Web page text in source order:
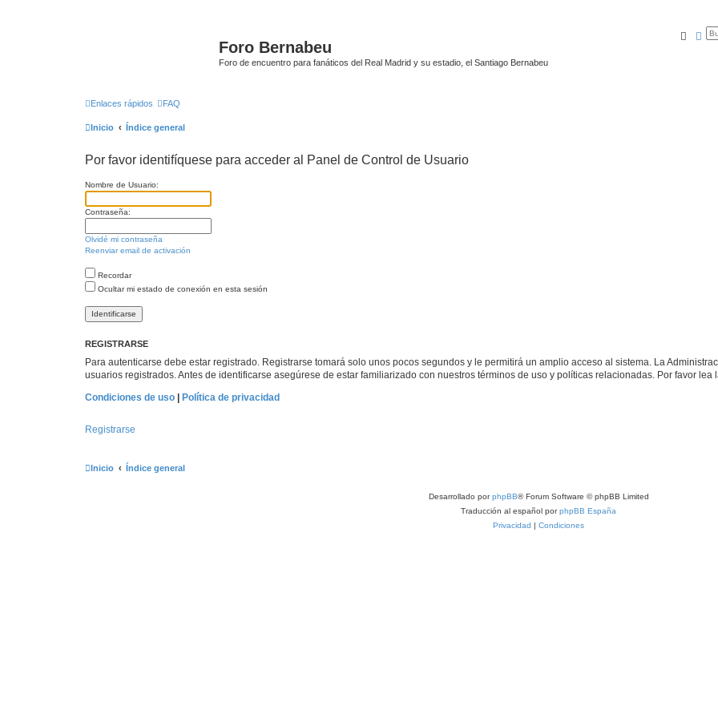
Foro Bernabeu
Foro de encuentro para fanáticos del Real Madrid y su estadio, el Santiago Bernabeu
Enlaces rápidos FAQ
Inicio Índice general
Por favor identifíquese para acceder al Panel de Control de Usuario
Nombre de Usuario:
Contraseña:
Olvidé mi contraseña
Reenviar email de activación
Recordar
Ocultar mi estado de conexión en esta sesión
REGISTRARSE
Para autenticarse debe estar registrado. Registrarse tomará solo unos pocos segundos y le permitirá un amplio acceso al sistema. La
usuarios registrados. Antes de identificarse asegúrese de estar familiarizado con nuestros términos de uso y políticas relacionadas. Por favor
Condiciones de uso
Política de privacidad
Registrarse
Inicio Índice general
Desarrollado porphpBB® Forum Software © phpBB Limited
Traducción al español porphpBB España
Privacidad | Condiciones